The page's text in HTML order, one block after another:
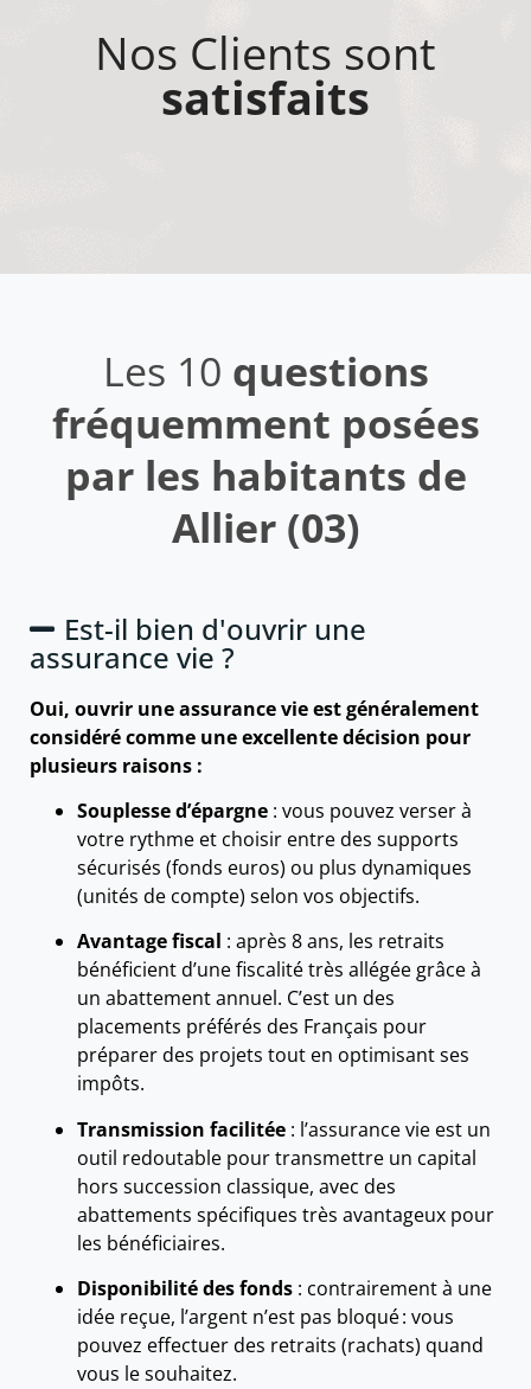
Nos Clients sont
satisfaits
Les 10 questions
fréquemment posées
par les habitants de
Allier (03)
Est-il bien d'ouvrir une
assurance vie ?
Oui, ouvrir une assurance vie est généralement
considéré comme une excellente décision pour
plusieurs raisons :
Souplesse d’épargne : vous pouvez verser à
votre rythme et choisir entre des supports
sécurisés (fonds euros) ou plus dynamiques
(unités de compte) selon vos objectifs.
Avantage fiscal : après 8 ans, les retraits
bénéficient d’une fiscalité très allégée grâce à
un abattement annuel. C’est un des
placements préférés des Français pour
préparer des projets tout en optimisant ses
impôts.
Transmission facilitée : l’assurance vie est un
outil redoutable pour transmettre un capital
hors succession classique, avec des
abattements spécifiques très avantageux pour
les bénéficiaires.
Disponibilité des fonds : contrairement à une
idée reçue, l’argent n’est pas bloqué : vous
pouvez effectuer des retraits (rachats) quand
vous le souhaitez.